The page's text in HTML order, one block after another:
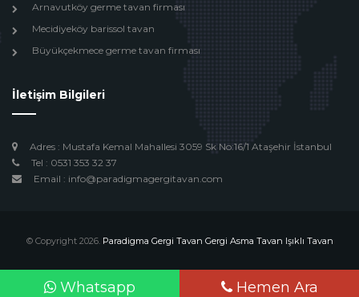
Whatsapp Hemen Ara
Arnavutköy germe tavan firması
Mecidiyeköy barissol tavan
Büyükçekmece germe tavan firması
İletişim Bilgileri
Adres : Mustafa Kemal Mahallesi 3059 Sk No:16/1 Ataşehir İstanbul
Tel : 0531 353 32 37
Email : info@paradigmagergitavan.com
© Copyright 2026. Paradigma Gergi Tavan Gergi Asma Tavan Işıklı Tavan